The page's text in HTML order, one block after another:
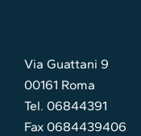
Via Guattani 9
00161 Roma
Tel. 06844391
Fax 0684439406